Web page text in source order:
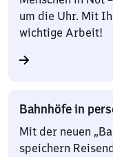
um die Uhr. Mit
wichtige Arbeit!
Bahnhöfe in
Mit der neuen
speichern